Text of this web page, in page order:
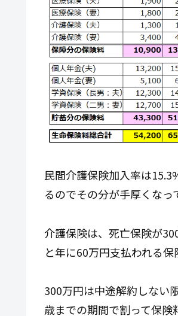
民間介護保険加入率は
るのでその分が手厚くなっ
介護保険は、死亡保険が
と年に60万円支払われる保
300万円は中途解約しない
歳までの期間で割って保険